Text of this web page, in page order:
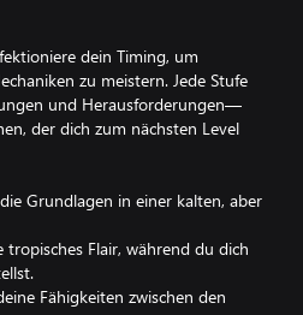
dein Timing, um
zu meistern. Jede Stufe
und Herausforderungen—
der dich zum nächsten Level
Grundlagen in einer kalten, aber
tropisches Flair, während du dich
Fähigkeiten zwischen den